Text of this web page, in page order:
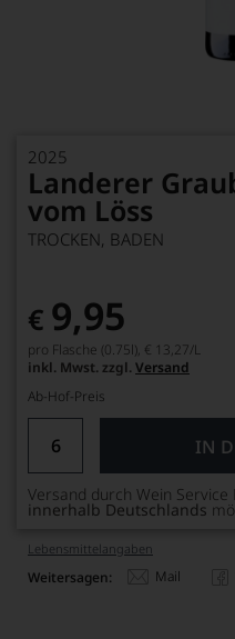
2025
Landerer
vom Löss
TROCKEN, BADEN
€ 9,95
pro Flasche (0.75l), € 13,27/L
inkl. Mwst. zzgl. Versand
Ab-Hof-Preis
IN
Versand durch Wein
innerhalb Deutschlands
Lebensmittel­angaben
Weitersagen: Mail